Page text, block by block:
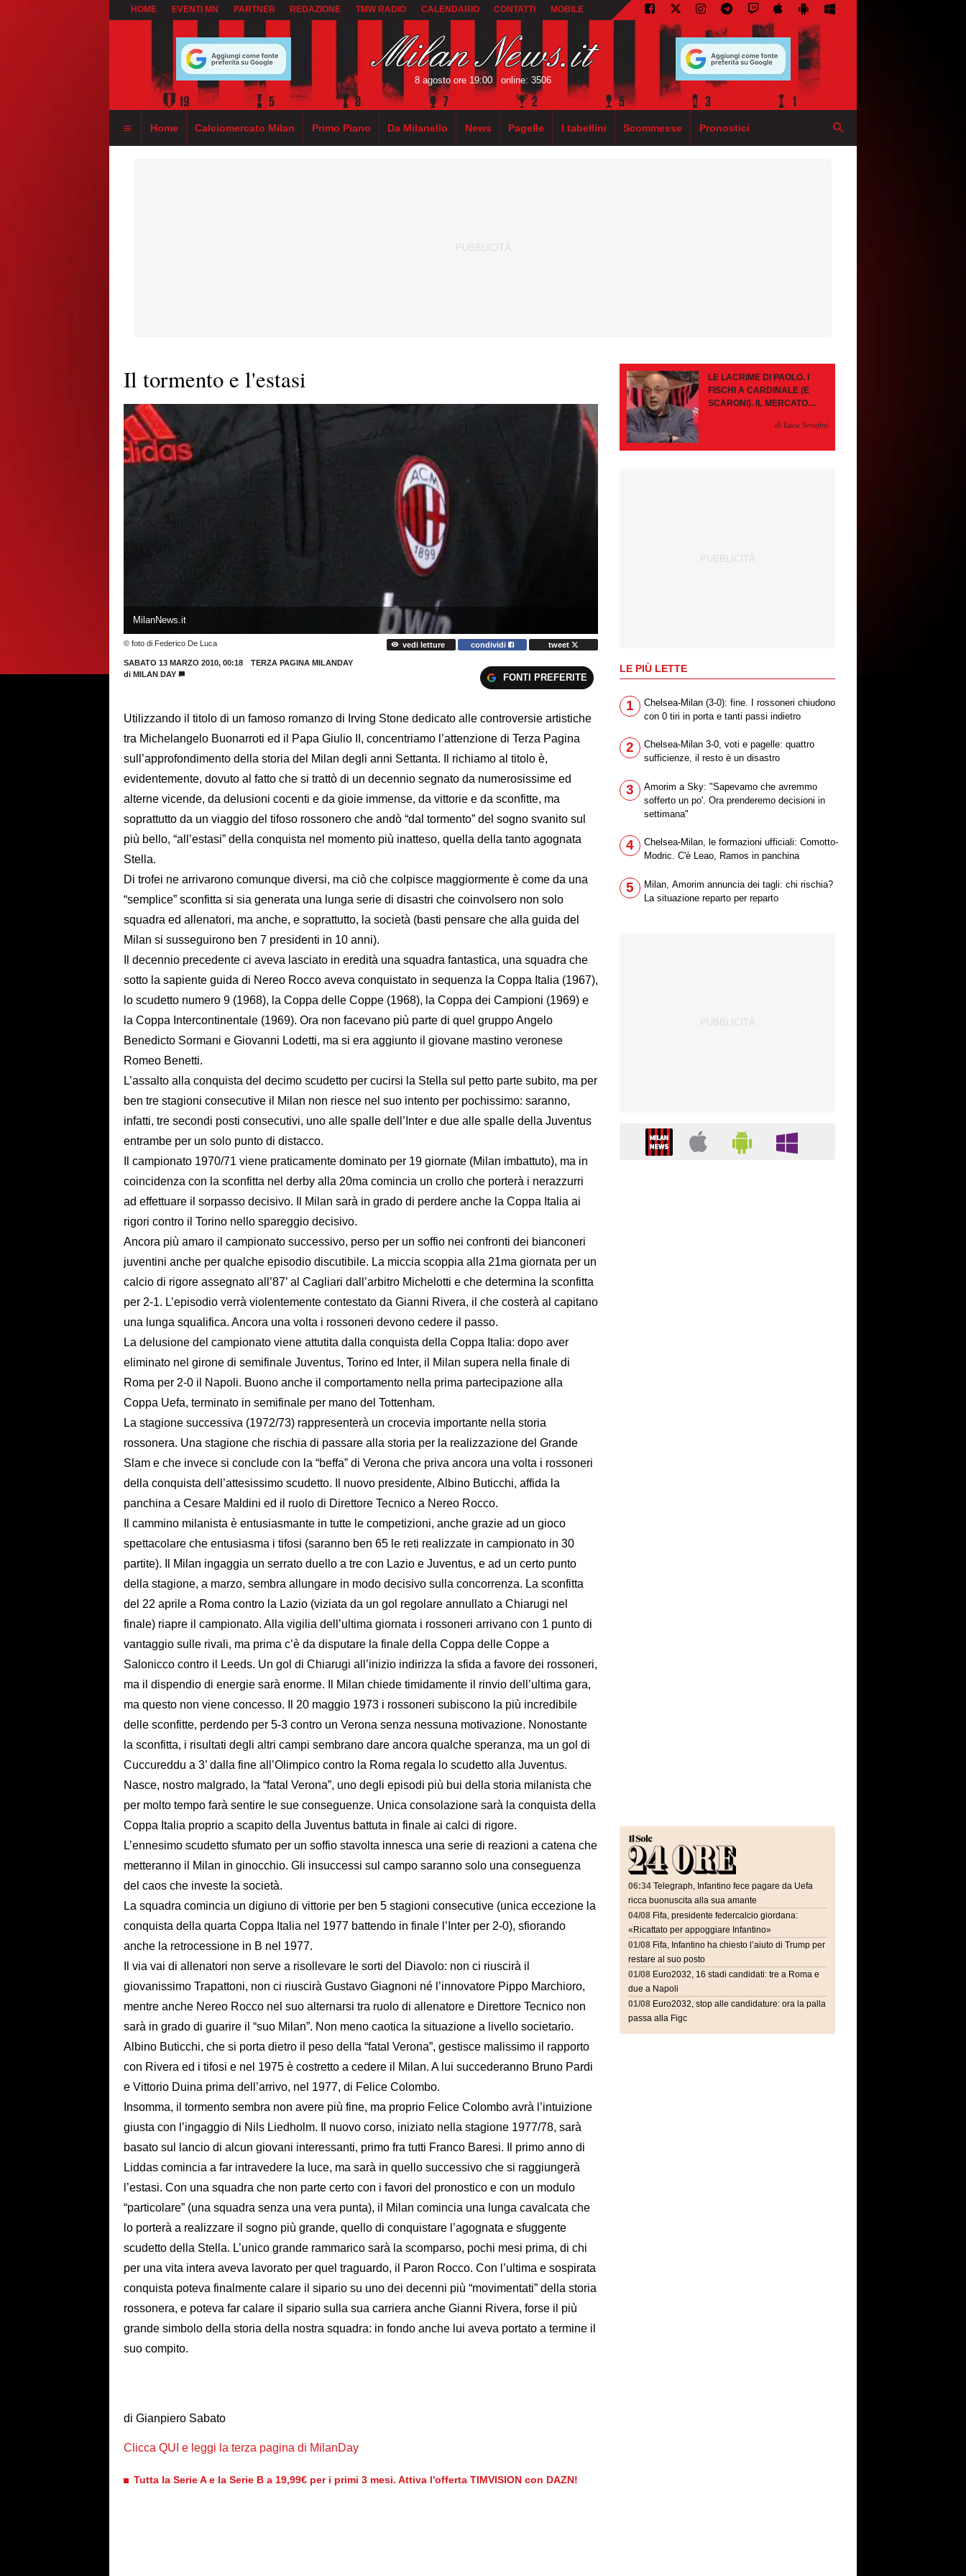
HOME EVENTI MN PARTNER REDAZIONE TMW RADIO CALENDARIO CONTATTI MOBILE
8 agosto ore 19:00 online: 3506
Home Calciomercato Milan Primo Piano Da Milanello News Pagelle I tabellini Scommesse Pronostici
Il tormento e l'estasi
MilanNews.it
© foto di Federico De Luca vedi letture condividi tweet
SABATO 13 MARZO 2010, 00:18
TERZA PAGINA MILANDAY
di MILAN DAY FONTI PREFERITE
Utilizzando il titolo di un famoso romanzo di Irving Stone dedicato alle controversie artistiche
tra Michelangelo Buonarroti ed il Papa Giulio II, concentriamo l’attenzione di Terza Pagina
sull’approfondimento della storia del Milan degli anni Settanta. Il richiamo al titolo è,
evidentemente, dovuto al fatto che si trattò di un decennio segnato da numerosissime ed
alterne vicende, da delusioni cocenti e da gioie immense, da vittorie e da sconfitte, ma
soprattutto da un viaggio del tifoso rossonero che andò “dal tormento” del sogno svanito sul
più bello, “all’estasi” della conquista nel momento più inatteso, quella della tanto agognata
Stella.
Di trofei ne arrivarono comunque diversi, ma ciò che colpisce maggiormente è come da una
“semplice” sconfitta si sia generata una lunga serie di disastri che coinvolsero non solo
squadra ed allenatori, ma anche, e soprattutto, la società (basti pensare che alla guida del
Milan si susseguirono ben 7 presidenti in 10 anni).
Il decennio precedente ci aveva lasciato in eredità una squadra fantastica, una squadra che
sotto la sapiente guida di Nereo Rocco aveva conquistato in sequenza la Coppa Italia (1967),
lo scudetto numero 9 (1968), la Coppa delle Coppe (1968), la Coppa dei Campioni (1969) e
la Coppa Intercontinentale (1969). Ora non facevano più parte di quel gruppo Angelo
Benedicto Sormani e Giovanni Lodetti, ma si era aggiunto il giovane mastino veronese
Romeo Benetti.
L’assalto alla conquista del decimo scudetto per cucirsi la Stella sul petto parte subito, ma per
ben tre stagioni consecutive il Milan non riesce nel suo intento per pochissimo: saranno,
infatti, tre secondi posti consecutivi, uno alle spalle dell’Inter e due alle spalle della Juventus
entrambe per un solo punto di distacco.
Il campionato 1970/71 viene praticamente dominato per 19 giornate (Milan imbattuto), ma in
coincidenza con la sconfitta nel derby alla 20ma comincia un crollo che porterà i nerazzurri
ad effettuare il sorpasso decisivo. Il Milan sarà in grado di perdere anche la Coppa Italia ai
rigori contro il Torino nello spareggio decisivo.
Ancora più amaro il campionato successivo, perso per un soffio nei confronti dei bianconeri
juventini anche per qualche episodio discutibile. La miccia scoppia alla 21ma giornata per un
calcio di rigore assegnato all’87’ al Cagliari dall’arbitro Michelotti e che determina la sconfitta
per 2-1. L’episodio verrà violentemente contestato da Gianni Rivera, il che costerà al capitano
una lunga squalifica. Ancora una volta i rossoneri devono cedere il passo.
La delusione del campionato viene attutita dalla conquista della Coppa Italia: dopo aver
eliminato nel girone di semifinale Juventus, Torino ed Inter, il Milan supera nella finale di
Roma per 2-0 il Napoli. Buono anche il comportamento nella prima partecipazione alla
Coppa Uefa, terminato in semifinale per mano del Tottenham.
La stagione successiva (1972/73) rappresenterà un crocevia importante nella storia
rossonera. Una stagione che rischia di passare alla storia per la realizzazione del Grande
Slam e che invece si conclude con la “beffa” di Verona che priva ancora una volta i rossoneri
della conquista dell’attesissimo scudetto. Il nuovo presidente, Albino Buticchi, affida la
panchina a Cesare Maldini ed il ruolo di Direttore Tecnico a Nereo Rocco.
Il cammino milanista è entusiasmante in tutte le competizioni, anche grazie ad un gioco
spettacolare che entusiasma i tifosi (saranno ben 65 le reti realizzate in campionato in 30
partite). Il Milan ingaggia un serrato duello a tre con Lazio e Juventus, e ad un certo punto
della stagione, a marzo, sembra allungare in modo decisivo sulla concorrenza. La sconfitta
del 22 aprile a Roma contro la Lazio (viziata da un gol regolare annullato a Chiarugi nel
finale) riapre il campionato. Alla vigilia dell’ultima giornata i rossoneri arrivano con 1 punto di
vantaggio sulle rivali, ma prima c’è da disputare la finale della Coppa delle Coppe a
Salonicco contro il Leeds. Un gol di Chiarugi all’inizio indirizza la sfida a favore dei rossoneri,
ma il dispendio di energie sarà enorme. Il Milan chiede timidamente il rinvio dell’ultima gara,
ma questo non viene concesso. Il 20 maggio 1973 i rossoneri subiscono la più incredibile
delle sconfitte, perdendo per 5-3 contro un Verona senza nessuna motivazione. Nonostante
la sconfitta, i risultati degli altri campi sembrano dare ancora qualche speranza, ma un gol di
Cuccureddu a 3’ dalla fine all’Olimpico contro la Roma regala lo scudetto alla Juventus.
Nasce, nostro malgrado, la “fatal Verona”, uno degli episodi più bui della storia milanista che
per molto tempo farà sentire le sue conseguenze. Unica consolazione sarà la conquista della
Coppa Italia proprio a scapito della Juventus battuta in finale ai calci di rigore.
L’ennesimo scudetto sfumato per un soffio stavolta innesca una serie di reazioni a catena che
metteranno il Milan in ginocchio. Gli insuccessi sul campo saranno solo una conseguenza
del caos che investe la società.
La squadra comincia un digiuno di vittorie per ben 5 stagioni consecutive (unica eccezione la
conquista della quarta Coppa Italia nel 1977 battendo in finale l’Inter per 2-0), sfiorando
anche la retrocessione in B nel 1977.
Il via vai di allenatori non serve a risollevare le sorti del Diavolo: non ci riuscirà il
giovanissimo Trapattoni, non ci riuscirà Gustavo Giagnoni né l’innovatore Pippo Marchioro,
mentre anche Nereo Rocco nel suo alternarsi tra ruolo di allenatore e Direttore Tecnico non
sarà in grado di guarire il “suo Milan”. Non meno caotica la situazione a livello societario.
Albino Buticchi, che si porta dietro il peso della “fatal Verona”, gestisce malissimo il rapporto
con Rivera ed i tifosi e nel 1975 è costretto a cedere il Milan. A lui succederanno Bruno Pardi
e Vittorio Duina prima dell’arrivo, nel 1977, di Felice Colombo.
Insomma, il tormento sembra non avere più fine, ma proprio Felice Colombo avrà l’intuizione
giusta con l’ingaggio di Nils Liedholm. Il nuovo corso, iniziato nella stagione 1977/78, sarà
basato sul lancio di alcun giovani interessanti, primo fra tutti Franco Baresi. Il primo anno di
Liddas comincia a far intravedere la luce, ma sarà in quello successivo che si raggiungerà
l’estasi. Con una squadra che non parte certo con i favori del pronostico e con un modulo
“particolare” (una squadra senza una vera punta), il Milan comincia una lunga cavalcata che
lo porterà a realizzare il sogno più grande, quello di conquistare l’agognata e sfuggente
scudetto della Stella. L’unico grande rammarico sarà la scomparso, pochi mesi prima, di chi
per una vita intera aveva lavorato per quel traguardo, il Paron Rocco. Con l’ultima e sospirata
conquista poteva finalmente calare il sipario su uno dei decenni più “movimentati” della storia
rossonera, e poteva far calare il sipario sulla sua carriera anche Gianni Rivera, forse il più
grande simbolo della storia della nostra squadra: in fondo anche lui aveva portato a termine il
suo compito.
di Gianpiero Sabato
Clicca QUI e leggi la terza pagina di MilanDay
Tutta la Serie A e la Serie B a 19,99€ per i primi 3 mesi. Attiva l'offerta TIMVISION con DAZN!
LE LACRIME DI PAOLO. I
FISCHI A CARDINALE (E
SCARONI). IL MERCATO
PAZIENZA, SE RESTA È
di Luca Serafini
LE PIÙ LETTE
1
Chelsea-Milan (3-0): fine. I rossoneri chiudono
con 0 tiri in porta e tanti passi indietro
2
Chelsea-Milan 3-0, voti e pagelle: quattro
sufficienze, il resto è un disastro
3
Amorim a Sky: "Sapevamo che avremmo
sofferto un po'. Ora prenderemo decisioni in
settimana"
4
Chelsea-Milan, le formazioni ufficiali: Comotto-
Modric. C'è Leao, Ramos in panchina
5
Milan, Amorim annuncia dei tagli: chi rischia?
La situazione reparto per reparto
06:34 Telegraph, Infantino fece pagare da Uefa
ricca buonuscita alla sua amante
04/08 Fifa, presidente federcalcio giordana:
«Ricattato per appoggiare Infantino»
01/08 Fifa, Infantino ha chiesto l’aiuto di Trump per
restare al suo posto
01/08 Euro2032, 16 stadi candidati: tre a Roma e
due a Napoli
01/08 Euro2032, stop alle candidature: ora la palla
passa alla Figc